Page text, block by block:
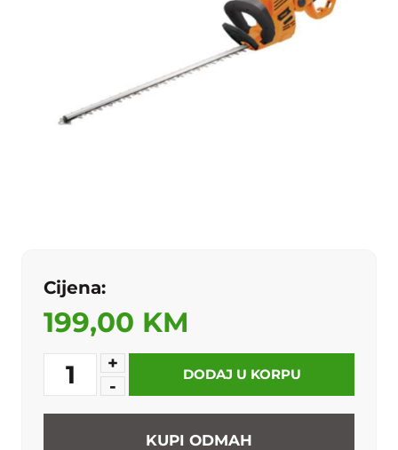
Cijena:
199,00 KM
1
+
-
DODAJ U KORPU
KUPI ODMAH